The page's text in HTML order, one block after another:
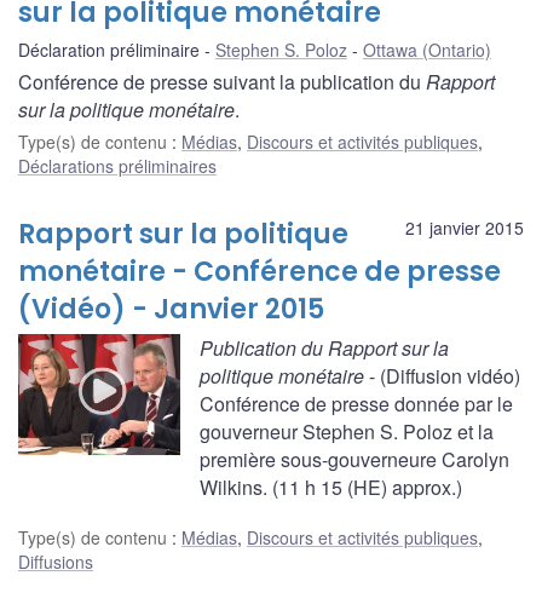
sur la politique monétaire
Déclaration préliminaire Stephen S. Poloz Ottawa (Ontario)
Conférence de presse suivant la publication du Rapport
sur la politique monétaire.
Type(s) de contenu : Médias, Discours et activités publiques,
Déclarations préliminaires
21 janvier 2015
Rapport sur la politique
monétaire - Conférence de presse
(Vidéo) - Janvier 2015
Publication du Rapport sur la
politique monétaire- (Diffusion vidéo)
Conférence de presse donnée par le
gouverneur Stephen S. Poloz et la
première sous-gouverneure Carolyn
Wilkins. (11 h 15 (HE) approx.)
Type(s) de contenu : Médias, Discours et activités publiques,
Diffusions